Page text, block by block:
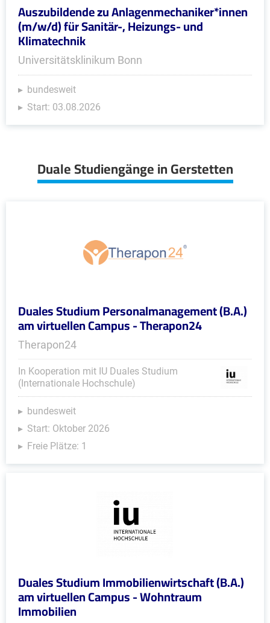
Auszubildende zu Anlagenmechaniker*innen
(m/w/d) für Sanitär-, Heizungs- und
Klimatechnik
Universitätsklinikum Bonn
bundesweit
Start: 03.08.2026
Duale Studiengänge in Gerstetten
Duales Studium Personalmanagement (B.A.)
am virtuellen Campus - Therapon24
Therapon24
In Kooperation mit IU Duales Studium
(Internationale Hochschule)
bundesweit
Start: Oktober 2026
Freie Plätze: 1
Duales Studium Immobilienwirtschaft (B.A.)
am virtuellen Campus - Wohntraum
Immobilien